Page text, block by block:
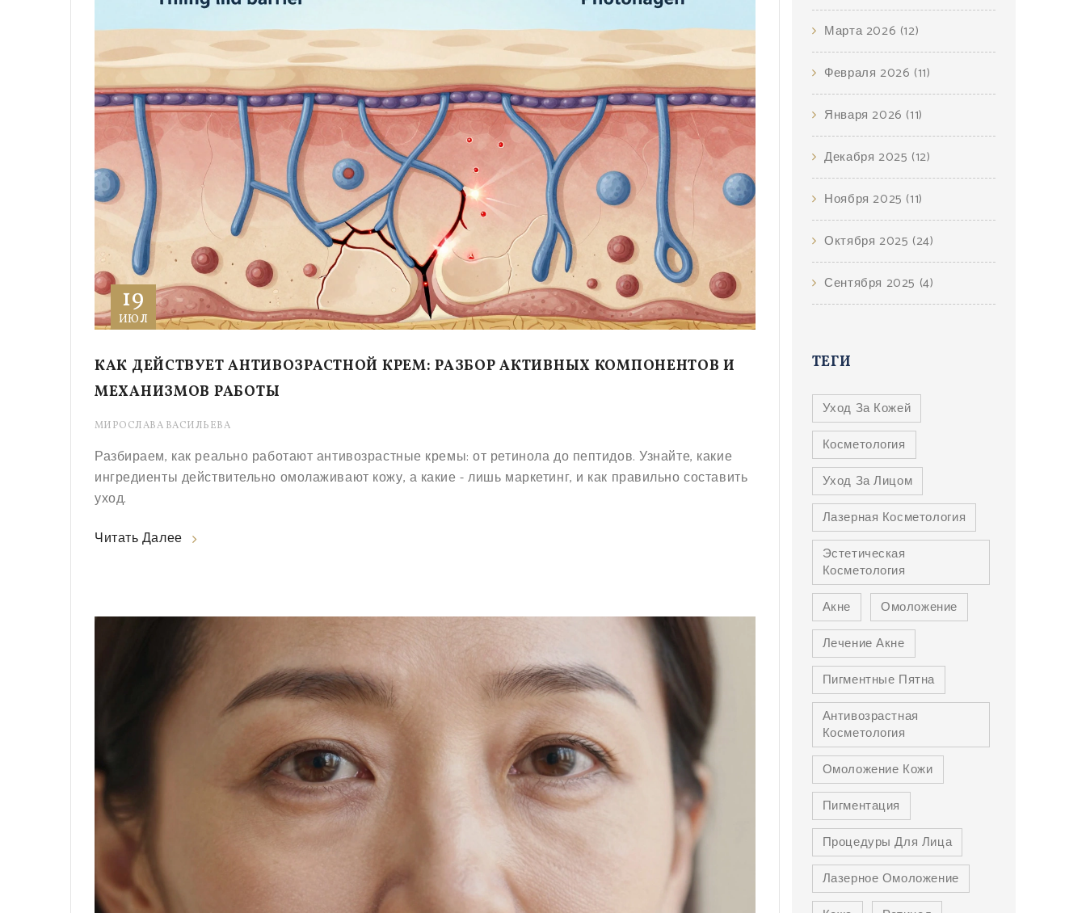
19
ИЮЛ
КАК ДЕЙСТВУЕТ АНТИВОЗРАСТНОЙ КРЕМ: РАЗБОР АКТИВНЫХ КОМПОНЕНТОВ И
МЕХАНИЗМОВ РАБОТЫ
МИРОСЛАВА ВАСИЛЬЕВА
Разбираем, как реально работают антивозрастные кремы: от ретинола до пептидов. Узнайте, какие
ингредиенты действительно омолаживают кожу, а какие - лишь маркетинг, и как правильно составить
уход.
Читать Далее
Марта 2026 (12)
Февраля 2026 (11)
Января 2026 (11)
Декабря 2025 (12)
Ноября 2025 (11)
Октября 2025 (24)
Сентября 2025 (4)
ТЕГИ
Уход За Кожей
Косметология
Уход За Лицом
Лазерная Косметология
Эстетическая
Косметология
Акне
Омоложение
Лечение Акне
Пигментные Пятна
Антивозрастная
Косметология
Омоложение Кожи
Пигментация
Процедуры Для Лица
Лазерное Омоложение